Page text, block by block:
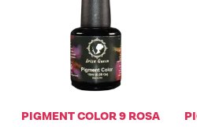
PIGMENT COLOR 9 ROSA